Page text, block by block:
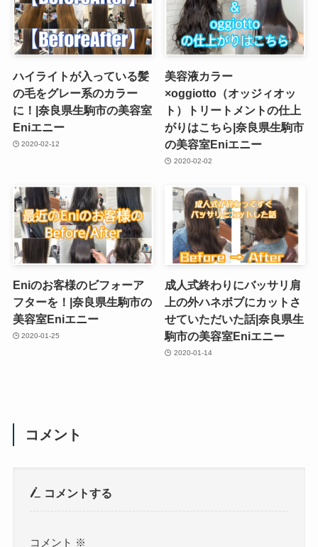
ハイライトが入っている髪
の毛をグレー系のカラー
に！|奈良県生駒市の美容室
Eniエニー
2020-02-12
美容液カラー
×oggiotto（オッジィオッ
ト）トリートメントの仕上
がりはこちら|奈良県生駒市
の美容室Eniエニー
2020-02-02
Eniのお客様のビフォーア
フターを！|奈良県生駒市の
美容室Eniエニー
2020-01-25
成人式終わりにバッサリ肩
上の外ハネボブにカットさ
せていただいた話|奈良県生
駒市の美容室Eniエニー
2020-01-14
コメント
コメントする
コメント ※